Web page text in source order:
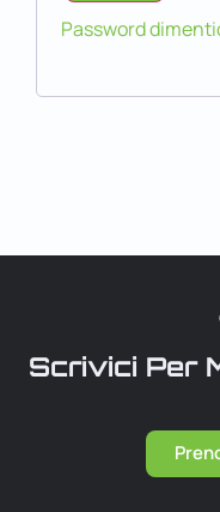
Password
Scrivici Per